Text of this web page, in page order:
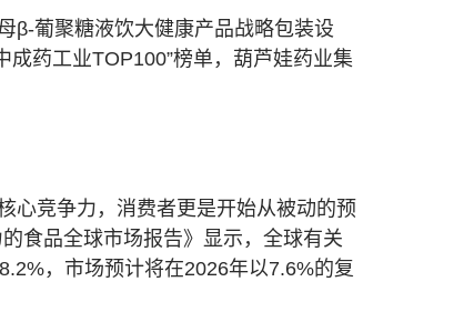
β-葡聚糖液饮大健康产品战略包装设
药工业TOP100”榜单，葫芦娃药业集
心竞争力，消费者更是开始从被动的预
食品全球市场报告》显示，全球有关
，市场预计将在2026年以7.6%的复